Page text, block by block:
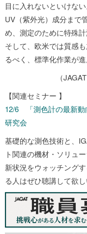
目に入れないといけな
UV（紫外光）成分まで
め、測定のために特殊計
そして、欧米では質感
るべく、標準化作業が進
（
【関連セミナー 】
12/6 「測色計の最新動
研究会
基礎的な測色技術と、
ト関連の機材・ソリュ
新状況をウォッチング
る人はぜひ聴講して欲し